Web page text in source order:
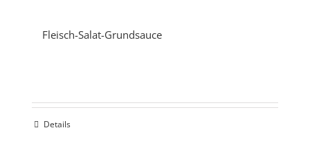
Fleisch-Salat-Grundsauce
Details